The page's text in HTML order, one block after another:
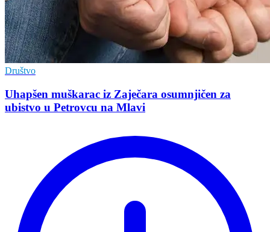
Društvo
Uhapšen muškarac iz Zaječara osumnjičen za
ubistvo u Petrovcu na Mlavi